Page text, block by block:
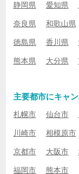
静岡県 愛知県
奈良県 和歌山県
徳島県 香川県
熊本県 大分県
主要都市にキャ
札幌市 仙台市
川崎市 相模原市
京都市 大阪市
福岡市 熊本市